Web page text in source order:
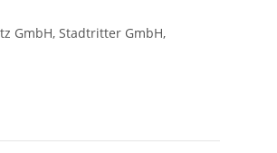
GmbH, Stadtritter GmbH,